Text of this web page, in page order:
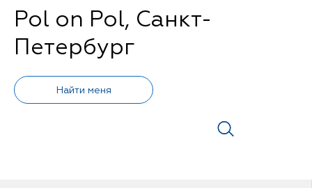
Pol on Pol, Санкт-
Петербург
Укладка
Art Vinyl в интерьере